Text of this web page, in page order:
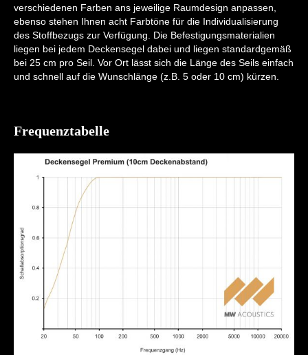
verschiedenen Farben ans jeweilige Raumdesign anpassen,
ebenso stehen Ihnen acht Farbtöne für die Individualisierung
des Stoffbezugs zur Verfügung. Die Befestigungsmaterialien
liegen bei jedem Deckensegel dabei und liegen standardgemäß
bei 25 cm pro Seil. Vor Ort lässt sich die Länge des Seils einfach
und schnell auf die Wunschlänge (z.B. 5 oder 10 cm) kürzen.
Frequenztabelle